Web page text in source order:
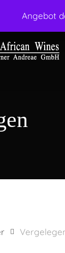
Angebot